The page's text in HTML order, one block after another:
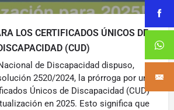
LOS CERTIFICADOS ÚNICOS DE
(CUD)
de Discapacidad dispuso,
2520/2024, la prórroga por un
Únicos de Discapacidad (CUD)
en 2025. Esto significa que